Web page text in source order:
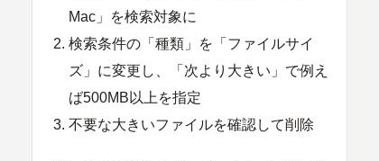
Mac」を検索対象に
検索条件の「種類」を 「ファイルサイ
ズ」 に変更し、「次より大きい」で例え
ば500MB以上を指定
不要な大きいファイルを確認して削除